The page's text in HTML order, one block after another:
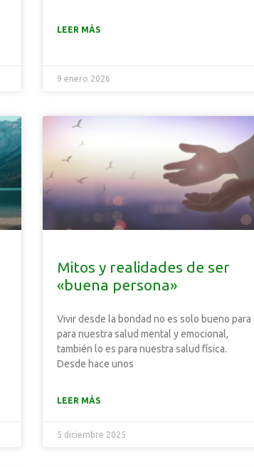
LEER MÁS
9 enero 2026
Mitos y realidades de ser
«buena persona»
Vivir desde la bondad no es solo bueno para
para nuestra salud mental y emocional,
también lo es para nuestra salud física.
Desde hace unos
LEER MÁS
5 diciembre 2025